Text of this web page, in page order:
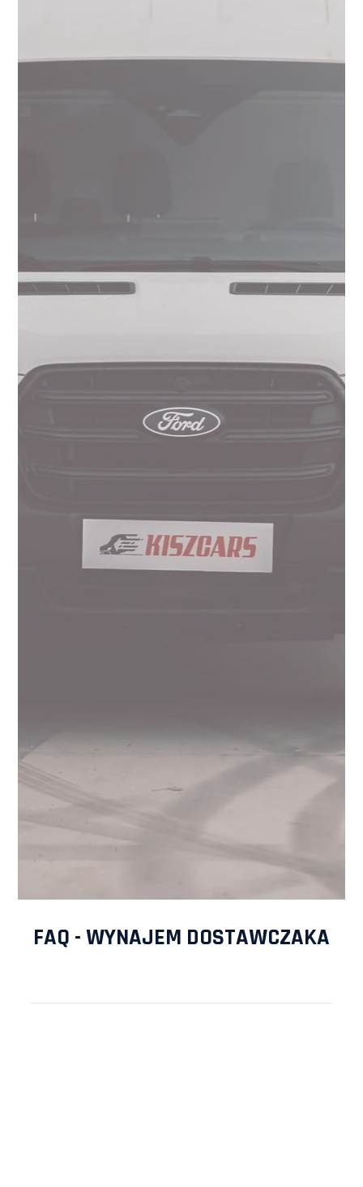
FAQ - WYNAJEM DOSTAWCZAKA